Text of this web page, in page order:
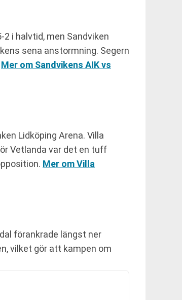
i halvtid, men Sandviken
sena anstormning. Segern
Mer om Sandvikens AIK vs
Lidköping Arena. Villa
Vetlanda var det en tuff
Mer om Villa
förankrade längst ner
vilket gör att kampen om